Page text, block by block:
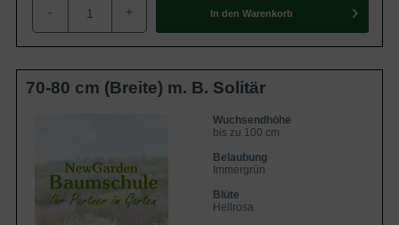
- + In den Warenkorb
70-80 cm (Breite) m. B. Solitär
Wuchsendhöhe
bis zu 100 cm
Belaubung
Immergrün
Blüte
Hellrosa